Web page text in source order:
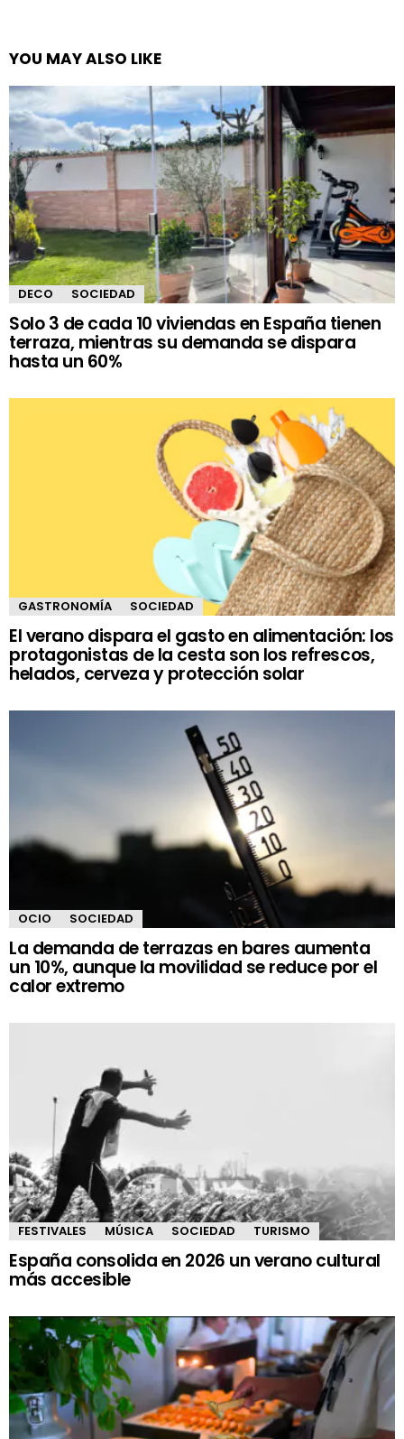
YOU MAY ALSO LIKE
DECO SOCIEDAD
Solo 3 de cada 10 viviendas en España tienen
terraza, mientras su demanda se dispara
hasta un 60%
GASTRONOMÍA SOCIEDAD
El verano dispara el gasto en alimentación: los
protagonistas de la cesta son los refrescos,
helados, cerveza y protección solar
OCIO SOCIEDAD
La demanda de terrazas en bares aumenta
un 10%, aunque la movilidad se reduce por el
calor extremo
FESTIVALES MÚSICA SOCIEDAD TURISMO
España consolida en 2026 un verano cultural
más accesible